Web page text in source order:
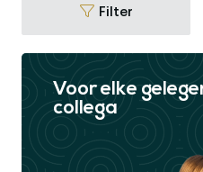
Filter
Voor elke
collega